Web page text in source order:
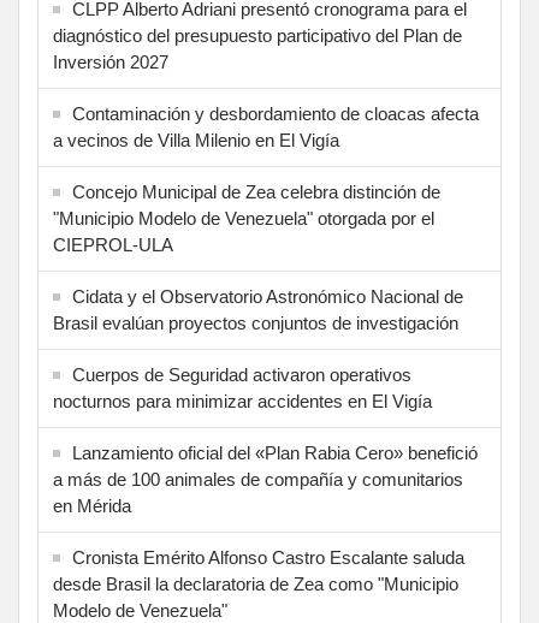
CLPP Alberto Adriani presentó cronograma para el
diagnóstico del presupuesto participativo del Plan de
Inversión 2027
Contaminación y desbordamiento de cloacas afecta
a vecinos de Villa Milenio en El Vigía
Concejo Municipal de Zea celebra distinción de
"Municipio Modelo de Venezuela" otorgada por el
CIEPROL-ULA
Cidata y el Observatorio Astronómico Nacional de
Brasil evalúan proyectos conjuntos de investigación
Cuerpos de Seguridad activaron operativos
nocturnos para minimizar accidentes en El Vigía
Lanzamiento oficial del «Plan Rabia Cero» benefició
a más de 100 animales de compañía y comunitarios
en Mérida
Cronista Emérito Alfonso Castro Escalante saluda
desde Brasil la declaratoria de Zea como "Municipio
Modelo de Venezuela"